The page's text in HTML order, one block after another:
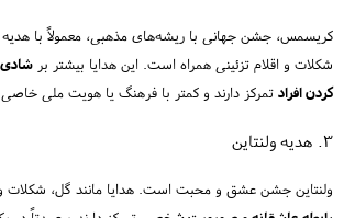
کریسمس، جشن جهانی با ریشه‌های مذهبی، معمولاً با هدیه
شکلات و اقلام تزئینی همراه است. این هدایا بیشتر بر شادی
کردن افراد تمرکز دارند و کمتر با فرهنگ یا هویت ملی
۳. هدیه ولنتاین
ولنتاین جشن عشق و محبت است. هدایا مانند گل، شکلات و